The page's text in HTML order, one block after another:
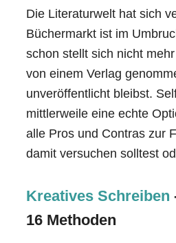
Die Literaturwelt hat sich
Büchermarkt ist im
schon stellt sich nicht
von einem Verlag
unveröffentlicht bleibst.
mittlerweile eine echte
alle Pros und Contras zur
damit versuchen solltest
Kreatives Schreiben
16 Methoden